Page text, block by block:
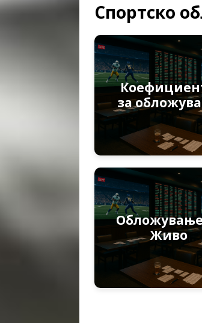
Спортско
за
Живо